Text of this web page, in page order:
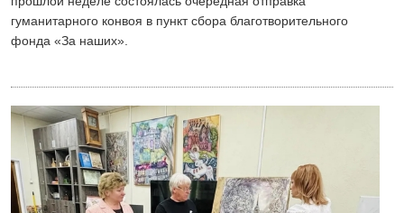
гуманитарного конвоя в пункт сбора благотворительного
фонда «Зa наших».